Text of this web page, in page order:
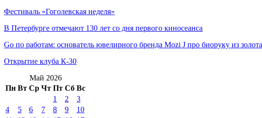
Фестиваль «Гоголевская неделя»
В Петербурге отмечают 130 лет со дня первого киносеанса
Go по работам: основатель ювелирного бренда Mozi J про биоруку из
Открытие клуба К-30
Май 2026
Пн Вт Ср Чт Пт Сб Вс
1
2
3
4
5 6 7 8 9
10